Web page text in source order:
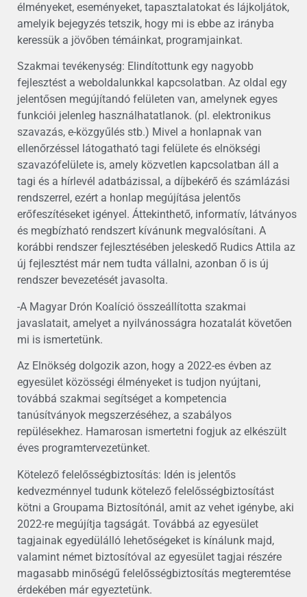
élményeket, eseményeket, tapasztalatokat és lájkoljátok,
amelyik bejegyzés tetszik, hogy mi is ebbe az irányba
keressük a jövőben témáinkat, programjainkat.
Szakmai tevékenység: Elindítottunk egy nagyobb
fejlesztést a weboldalunkkal kapcsolatban. Az oldal egy
jelentősen megújítandó felületen van, amelynek egyes
funkciói jelenleg használhatatlanok. (pl. elektronikus
szavazás, e-közgyűlés stb.) Mivel a honlapnak van
ellenőrzéssel látogatható tagi felülete és elnökségi
szavazófelülete is, amely közvetlen kapcsolatban áll a
tagi és a hírlevél adatbázissal, a díjbekérő és számlázási
rendszerrel, ezért a honlap megújítása jelentős
erőfeszítéseket igényel. Áttekinthető, informatív, látványos
és megbízható rendszert kívánunk megvalósítani. A
korábbi rendszer fejlesztésében jeleskedő Rudics Attila az
új fejlesztést már nem tudta vállalni, azonban ő is új
rendszer bevezetését javasolta.
-A Magyar Drón Koalíció összeállította szakmai
javaslatait, amelyet a nyilvánosságra hozatalát követően
mi is ismertetünk.
Az Elnökség dolgozik azon, hogy a 2022-es évben az
egyesület közösségi élményeket is tudjon nyújtani,
továbbá szakmai segítséget a kompetencia
tanúsítványok megszerzéséhez, a szabályos
repülésekhez. Hamarosan ismertetni fogjuk az elkészült
éves programtervezetünket.
Kötelező felelősségbiztosítás: Idén is jelentős
kedvezménnyel tudunk kötelező felelősségbiztosítást
kötni a Groupama Biztosítónál, amit az vehet igénybe, aki
2022-re megújítja tagságát. Továbbá az egyesület
tagjainak egyedülálló lehetőségeket is kínálunk majd,
valamint német biztosítóval az egyesület tagjai részére
magasabb minőségű felelősségbiztosítás megteremtése
érdekében már egyeztetünk.